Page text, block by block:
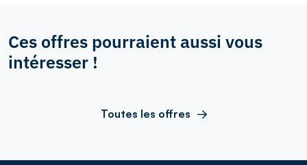
Ces offres pourraient aussi vous
intéresser !
Toutes les offres